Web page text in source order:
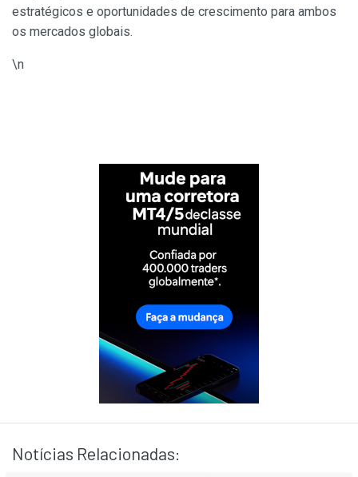
estratégicos e oportunidades de crescimento para ambos
os mercados globais.
\n
Notícias Relacionadas: